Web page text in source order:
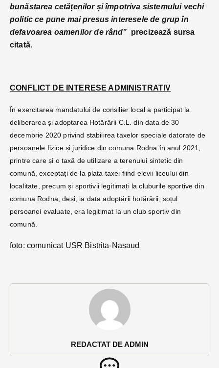
REDACTAT DE ADMIN
bunăstarea cetățenilor și împotriva sistemului vechi
politic ce pune mai presus interesele de grup în
defavoarea oamenilor de rând” precizează sursa
citată.
CONFLICT DE INTERESE ADMINISTRATIV
În exercitarea mandatului de consilier local a participat la
deliberarea și adoptarea Hotărârii C.L. din data de 30
decembrie 2020 privind stabilirea taxelor speciale datorate de
persoanele fizice și juridice din comuna Rodna în anul 2021,
printre care și o taxă de utilizare a terenului sintetic din
comună, exceptați de la plata taxei fiind elevii liceului din
localitate, precum și sportivii legitimați la cluburile sportive din
comuna Rodna, deși, la data adoptării hotărârii, soțul
persoanei evaluate, era legitimat la un club sportiv din
comună.
foto: comunicat USR Bistrita-Nasaud